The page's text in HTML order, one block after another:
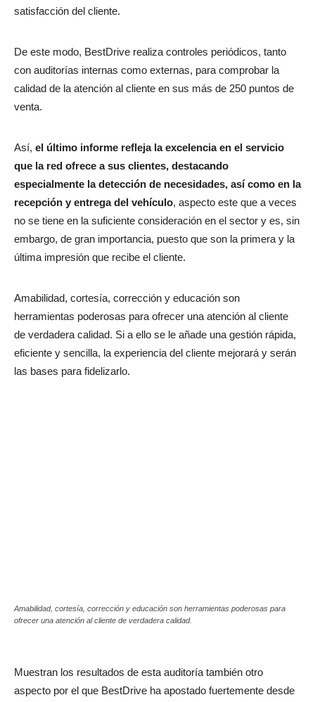
satisfacción del cliente.
De este modo, BestDrive realiza controles periódicos, tanto
con auditorías internas como externas, para comprobar la
calidad de la atención al cliente en sus más de 250 puntos de
venta.
Así, el último informe refleja la excelencia en el servicio
que la red ofrece a sus clientes, destacando
especialmente la detección de necesidades, así como en la
recepción y entrega del vehículo, aspecto este que a veces
no se tiene en la suficiente consideración en el sector y es, sin
embargo, de gran importancia, puesto que son la primera y la
última impresión que recibe el cliente.
Amabilidad, cortesía, corrección y educación son
herramientas poderosas para ofrecer una atención al cliente
de verdadera calidad. Si a ello se le añade una gestión rápida,
eficiente y sencilla, la experiencia del cliente mejorará y serán
las bases para fidelizarlo.
Amabilidad, cortesía, corrección y educación son herramientas poderosas para
ofrecer una atención al cliente de verdadera calidad.
Muestran los resultados de esta auditoría también otro
aspecto por el que BestDrive ha apostado fuertemente desde